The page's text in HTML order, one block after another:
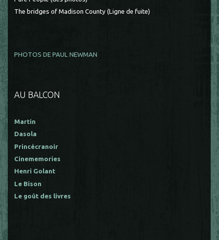
The bridges of Madison County (Ligne de fuite)
PHOTOS DE PAUL NEWMAN
AU BALCON
Martin
Dasola
Princécranoir
Cinememories
Henri Golant
Le Bison
Le goût des livres